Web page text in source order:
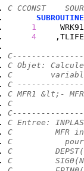
C CCONST
SUBROUTINE
1
4
C Objet:
C
C
C MFR1 &lt;-
C
C Entree:
C         MFR
C           pour
C
C